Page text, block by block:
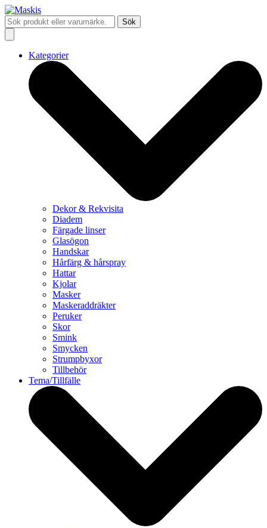
Sök
Kategorier
Dekor & Rekvisita
Diadem
Färgade linser
Glasögon
Handskar
Hårfärg & hårspray
Hattar
Kjolar
Masker
Maskeraddräkter
Peruker
Skor
Smink
Smycken
Strumpbyxor
Tillbehör
Tema/Tillfälle